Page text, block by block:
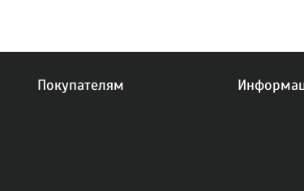
Покупателям